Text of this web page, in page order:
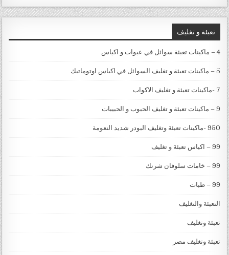
تعبئة و تغليف
4 – ماكينات تعبئة سوائل في عبوات و اكياس
5 – ماكينات تعبئة و تغليف السوائل في اكياس اوتوماتيك
7 -ماكينات تعبئة و تغليف الاكواب
9 – ماكينات تعبئة و تغليف الحبوب و الحبيبات
950 -ماكينات تعبئة وتغليف البودر شديد النعومة
99 – اكياس تعبئة و تغليف
99 – خامات سلوفان شرنك
99 – طبات
التعبئة والتغليف
تعبئة وتغليف
تعبئة وتغليف مصر